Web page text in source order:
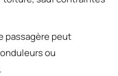
passagère peut
ou